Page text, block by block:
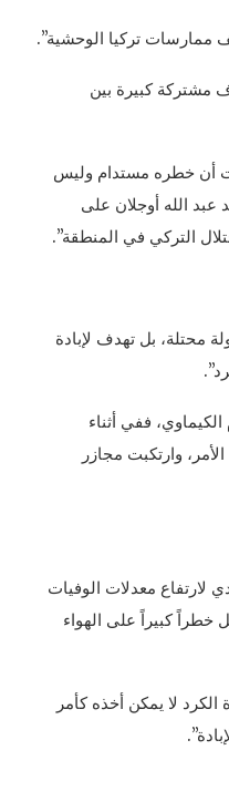
ممارسات تركيا الوحشية”.
مشتركة كبيرة بين
أن خطره مستدام وليس
عبد الله أوجلان على
التركي في المنطقة”.
محتلة، بل تهدف لإبادة
ففي أثناء
و2019، ولها سوابق في هذا الأمر، وارتكبت مجازر
لارتفاع معدلات الوفيات
خطراً كبيراً على الهواء
لا يمكن أخذه كأمر